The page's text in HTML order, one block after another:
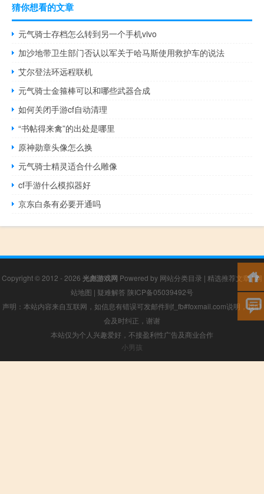
猜你想看的文章
元气骑士存档怎么转到另一个手机vivo
加沙地带卫生部门否认以军关于哈马斯使用救护车的说法
艾尔登法环远程联机
元气骑士金箍棒可以和哪些武器合成
如何关闭手游cf自动清理
“书帖得来禽”的出处是哪里
原神勋章头像怎么换
元气骑士精灵适合什么雕像
cf手游什么模拟器好
京东白条有必要开通吗
Copyright © 2012 - 2026 光彪游戏网 Powered by 网站分类目录 | 精选推荐文章|网
站地图 | 疑难解答 陕ICP备05039492号
声明：本站内容来自互联网，如信息有错误可发邮件到f_fb#foxmail.com说明，我们
会及时纠正，谢谢
本站仅为个人兴趣爱好，不接盈利性广告及商业合作
小男孩